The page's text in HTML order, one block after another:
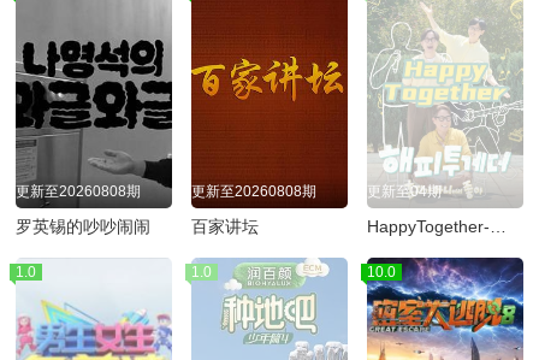
更新至20260808期
罗英锡的吵吵闹闹
更新至20260808期
百家讲坛
更新至04期
HappyTogether-不是一个人真好
1.0 1.0 10.0